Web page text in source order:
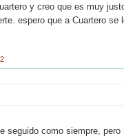
y creo que es muy
espero que a Cuartero se
seguido como siempre,